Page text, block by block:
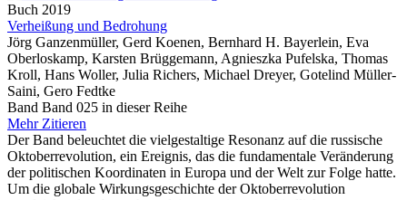
Buch 2019
Verheißung und Bedrohung
Jörg Ganzenmüller, Gerd Koenen, Bernhard H. Bayerlein, Eva
Oberloskamp, Karsten Brüggemann, Agnieszka Pufelska, Thomas
Kroll, Hans Woller, Julia Richers, Michael Dreyer, Gotelind Müller-
Saini, Gero Fedtke
Band Band 025 in dieser Reihe
Mehr Zitieren
Der Band beleuchtet die vielgestaltige Resonanz auf die russische
Oktoberrevolution, ein Ereignis, das die fundamentale Veränderung
der politischen Koordinaten in Europa und der Welt zur Folge hatte.
Um die globale Wirkungsgeschichte der Oktoberrevolution